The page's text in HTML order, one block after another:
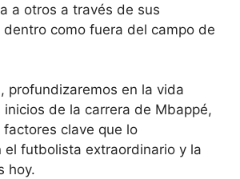
a otros a través de sus
como fuera del campo de
profundizaremos en la vida
de la carrera de Mbappé,
clave que lo
el futbolista extraordinario y la
hoy.